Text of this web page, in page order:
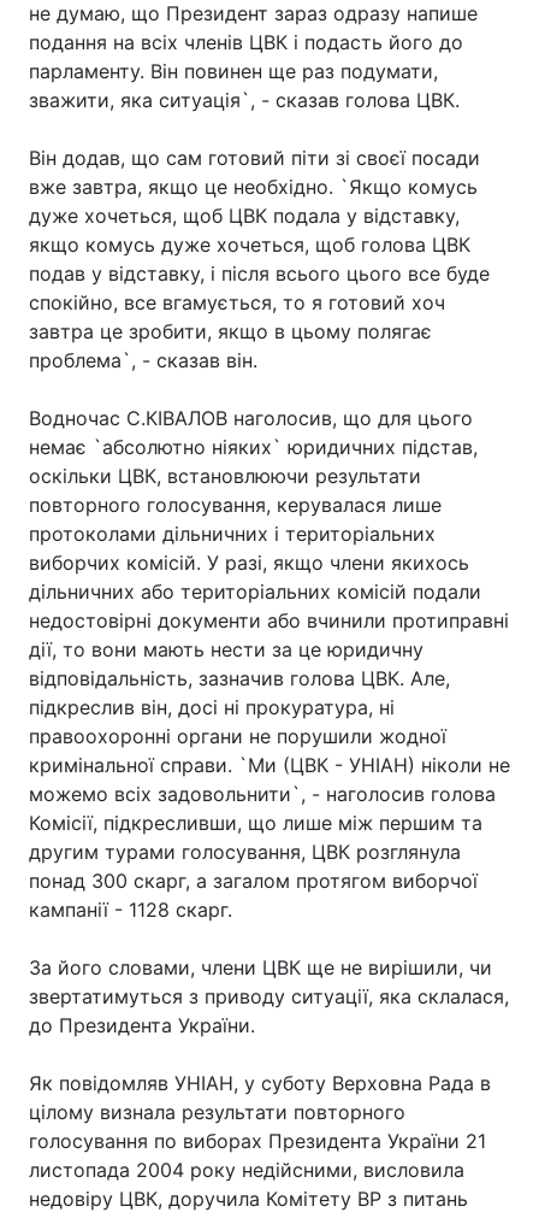
не думаю, що Президент зараз одразу напише
подання на всіх членів ЦВК і подасть його до
парламенту. Він повинен ще раз подумати,
зважити, яка ситуація`, - сказав голова ЦВК.
Він додав, що сам готовий піти зі своєї посади
вже завтра, якщо це необхідно. `Якщо комусь
дуже хочеться, щоб ЦВК подала у відставку,
якщо комусь дуже хочеться, щоб голова ЦВК
подав у відставку, і після всього цього все буде
спокійно, все вгамується, то я готовий хоч
завтра це зробити, якщо в цьому полягає
проблема`, - сказав він.
Водночас С.КІВАЛОВ наголосив, що для цього
немає `абсолютно ніяких` юридичних підстав,
оскільки ЦВК, встановлюючи результати
повторного голосування, керувалася лише
протоколами дільничних і територіальних
виборчих комісій. У разі, якщо члени якихось
дільничних або територіальних комісій подали
недостовірні документи або вчинили протиправні
дії, то вони мають нести за це юридичну
відповідальність, зазначив голова ЦВК. Але,
підкреслив він, досі ні прокуратура, ні
правоохоронні органи не порушили жодної
кримінальної справи. `Ми (ЦВК - УНІАН) ніколи не
можемо всіх задовольнити`, - наголосив голова
Комісії, підкресливши, що лише між першим та
другим турами голосування, ЦВК розглянула
понад 300 скарг, а загалом протягом виборчої
кампанії - 1128 скарг.
За його словами, члени ЦВК ще не вирішили, чи
звертатимуться з приводу ситуації, яка склалася,
до Президента України.
Як повідомляв УНІАН, у суботу Верховна Рада в
цілому визнала результати повторного
голосування по виборах Президента України 21
листопада 2004 року недійсними, висловила
недовіру ЦВК, доручила Комітету ВР з питань